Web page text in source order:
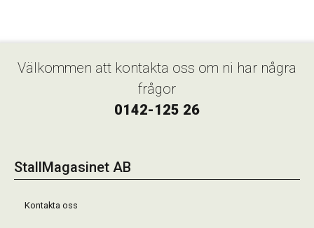
Välkommen att kontakta oss om ni har några
frågor
0142-125 26
StallMagasinet AB
Kontakta oss